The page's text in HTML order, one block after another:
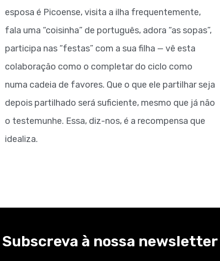
esposa é Picoense, visita a ilha frequentemente,
fala uma “coisinha” de português, adora “as sopas”,
participa nas “festas” com a sua filha — vê esta
colaboração como o completar do ciclo como
numa cadeia de favores. Que o que ele partilhar seja
depois partilhado será suficiente, mesmo que já não
o testemunhe. Essa, diz-nos, é a recompensa que
idealiza.
Subscreva à nossa newsletter